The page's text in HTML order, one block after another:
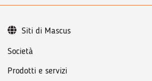
Società
Prodotti e servizi
Siti di Mascus